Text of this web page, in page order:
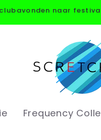
naar
Frequency